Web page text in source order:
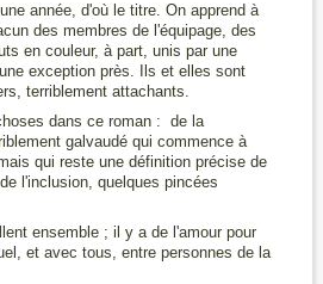
année, d'où le titre. On apprend à
des membres de l'équipage, des
en couleur, à part, unis par une
exception près. Ils et elles sont
terriblement attachants.
dans ce roman : de la
galvaudé qui commence à
qui reste une définition précise de
l'inclusion, quelques pincées
ensemble ; il y a de l'amour pour
et avec tous, entre personnes de la